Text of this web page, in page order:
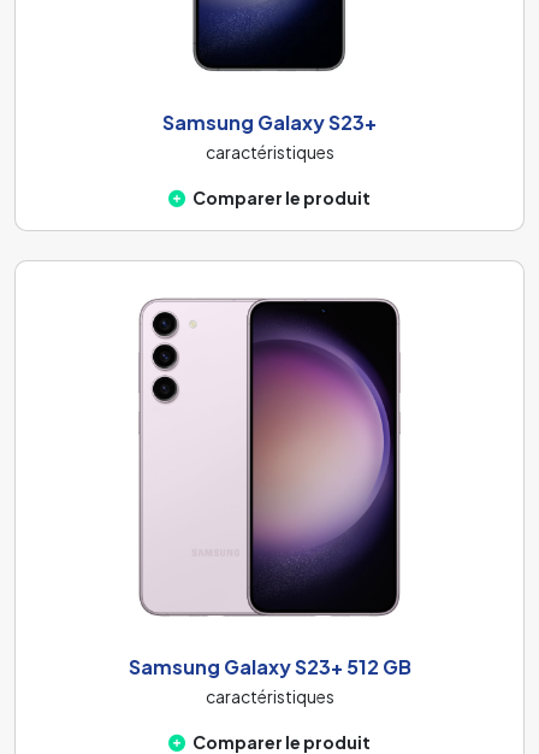
Samsung Galaxy S23+
caractéristiques
Comparer le produit
Samsung Galaxy S23+ 512 GB
caractéristiques
Comparer le produit